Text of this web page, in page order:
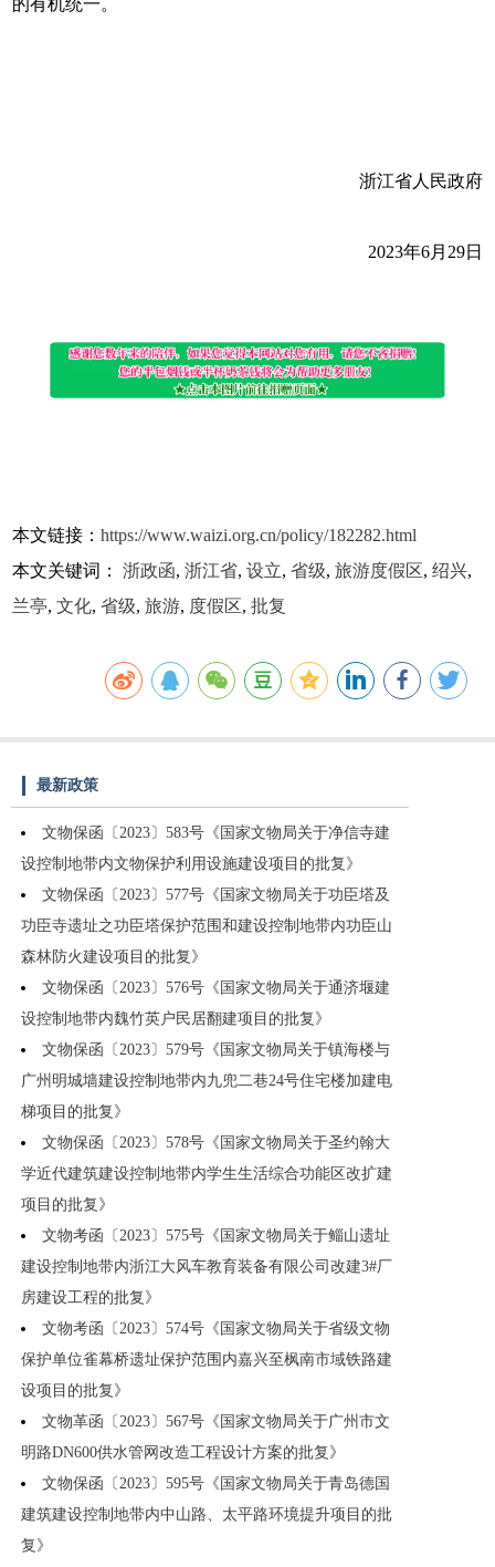
的有机统一。
浙江省人民政府
2023年6月29日
本文链接：https://www.waizi.org.cn/policy/182282.html
本文关键词：浙政函,浙江省,设立,省级,旅游度假区,绍兴,
兰亭,文化,省级,旅游, 度假区,批复
最新政策
文物保函〔2023〕583号《国家文物局关于净信寺建
设控制地带内文物保护利用设施建设项目的批复》
文物保函〔2023〕577号《国家文物局关于功臣塔及
功臣寺遗址之功臣塔保护范围和建设控制地带内功臣山
森林防火建设项目的批复》
文物保函〔2023〕576号《国家文物局关于通济堰建
设控制地带内魏竹英户民居翻建项目的批复》
文物保函〔2023〕579号《国家文物局关于镇海楼与
广州明城墙建设控制地带内九兜二巷24号住宅楼加建电
梯项目的批复》
文物保函〔2023〕578号《国家文物局关于圣约翰大
学近代建筑建设控制地带内学生生活综合功能区改扩建
项目的批复》
文物考函〔2023〕575号《国家文物局关于鲻山遗址
建设控制地带内浙江大风车教育装备有限公司改建3#厂
房建设工程的批复》
文物考函〔2023〕574号《国家文物局关于省级文物
保护单位雀幕桥遗址保护范围内嘉兴至枫南市域铁路建
设项目的批复》
文物革函〔2023〕567号《国家文物局关于广州市文
明路DN600供水管网改造工程设计方案的批复》
文物保函〔2023〕595号《国家文物局关于青岛德国
建筑建设控制地带内中山路、太平路环境提升项目的批
复》